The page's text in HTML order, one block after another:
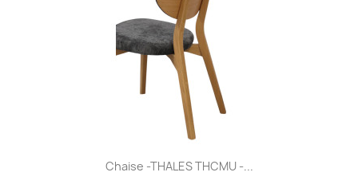
Chaise -THALES THCMU -...